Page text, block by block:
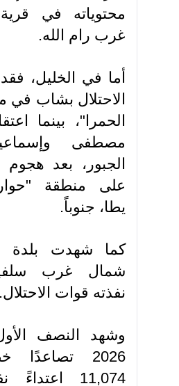
محتوياته في
غرب رام الله.
أما في الخليل،
الاحتلال بشاب في
الحمرا"، بينما
مصطفى
الجبور، بعد هجوم
على منطقة
يطا، جنوباً.
كما شهدت بلدة
شمال غرب
نفذته قوات الاحتلال.
وشهد النصف
2026 تصاعدًا
11,074